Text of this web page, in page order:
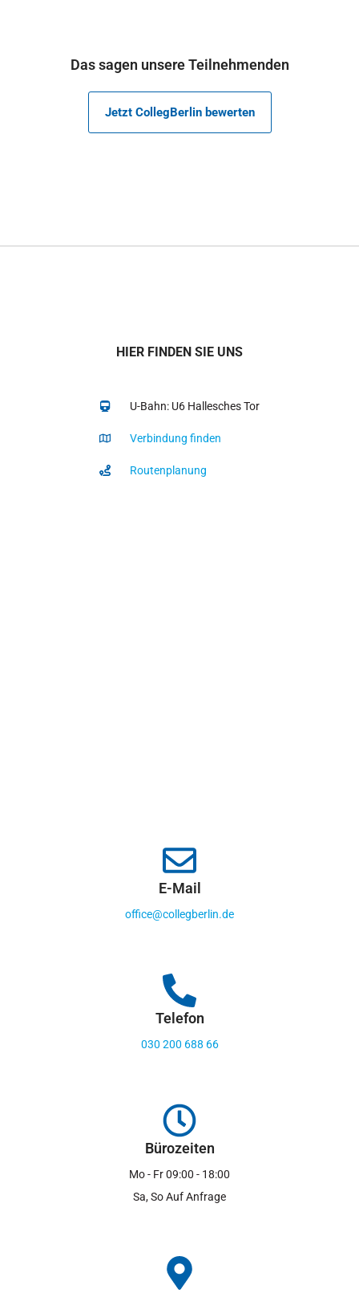
Das sagen unsere Teilnehmenden
Jetzt CollegBerlin bewerten
HIER FINDEN SIE UNS
U-Bahn: U6 Hallesches Tor
Verbindung finden
Routenplanung
E-Mail
office@collegberlin.de
Telefon
030 200 688 66
Bürozeiten
Mo - Fr 09:00 - 18:00
Sa, So Auf Anfrage